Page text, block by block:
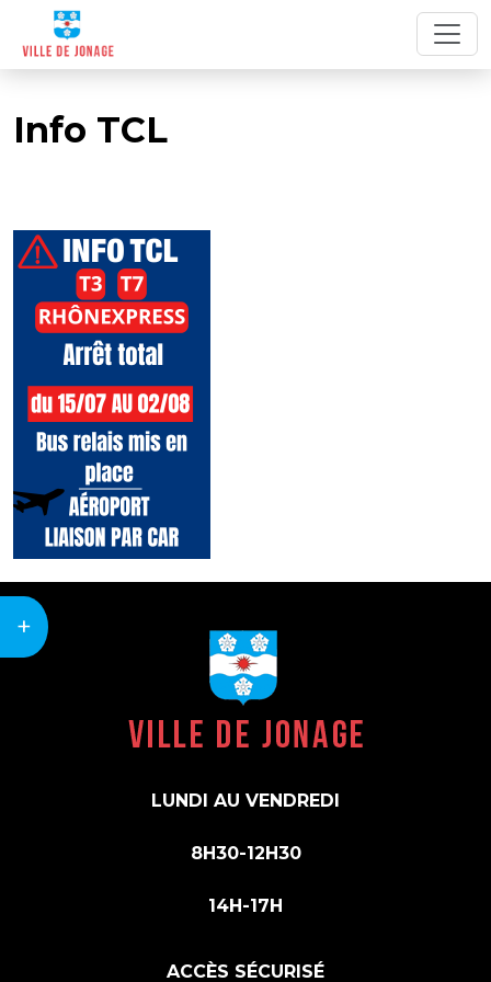
+
Info TCL
LUNDI AU VENDREDI
8H30-12H30
14H-17H
ACCÈS SÉCURISÉ